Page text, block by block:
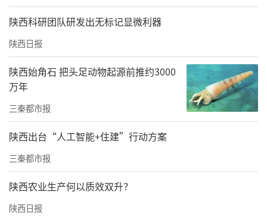
宝”组团奖励政策，眉县也同步介绍了针对旅
行社的落地接待优惠，实实在在的政策红利让
甘肃同业看到了合作空间。
陕西科研团队研发出无标记显微利器
陕西日报
陕西始角石 把头足动物起源前推约3000
万年
三秦都市报
陕西出台“人工智能+住建”行动方案
三秦都市报
陕西农业生产何以质效双升？
陕西日报